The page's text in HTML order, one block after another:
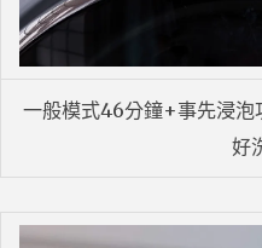
一般模式46分鐘+事先浸泡
好